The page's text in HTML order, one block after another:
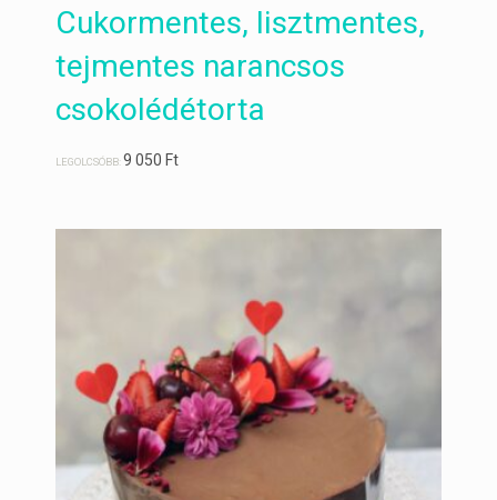
Cukormentes, lisztmentes,
tejmentes narancsos
csokolédétorta
LEGOLCSÓBB:9 050Ft